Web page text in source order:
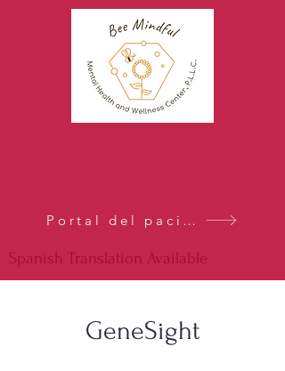
Portal del paciente
Spanish Translation Available
GeneSight